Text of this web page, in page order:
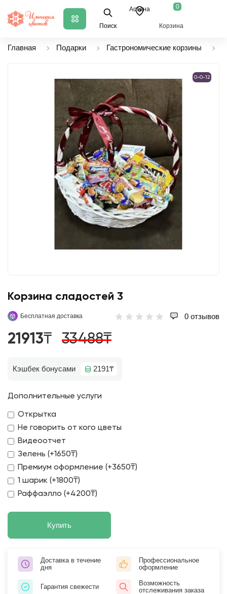
Поиск
Астана 0
Корзина
Главная Подарки Гастрономические корзины
0-0-12
Корзина сладостей 3
Бесплатная доставка 0 отзывов
21913₸ 33488₸
Кэшбек бонусами 2191₸
Дополнительные услуги
Открытка
Не говорить от кого цветы
Видеоотчет
Зелень (+1650₸)
Премиум оформление (+3650₸)
1 шарик (+1800₸)
Раффаэлло (+4200₸)
Купить
Доставка в течение
дня
Профессиональное
оформление
Гарантия свежести
Возможность
отслеживания заказа